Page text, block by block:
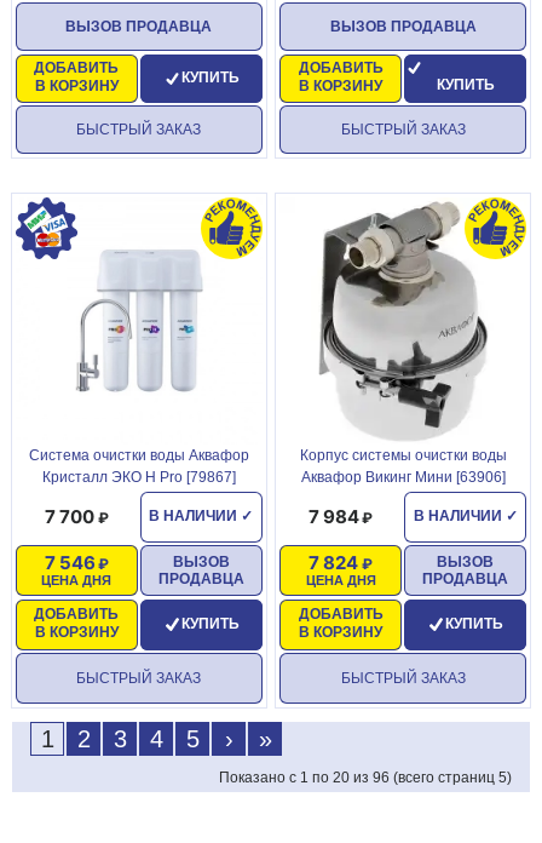
ДОБАВИТЬ
В КОРЗИНУ
ВЫЗОВ ПРОДАВЦА
КУПИТЬ
БЫСТРЫЙ ЗАКАЗ
ДОБАВИТЬ
В КОРЗИНУ
ВЫЗОВ ПРОДАВЦА
КУПИТЬ
БЫСТРЫЙ ЗАКАЗ
Система очистки воды Аквафор
Кристалл ЭКО Н Pro [79867]
В НАЛИЧИИ ✓
7 700
ЦЕНА ДНЯ
7 546
ДОБАВИТЬ
В КОРЗИНУ
ВЫЗОВ
ПРОДАВЦА
КУПИТЬ
БЫСТРЫЙ ЗАКАЗ
Корпус системы очистки воды
Аквафор Викинг Мини [63906]
В НАЛИЧИИ ✓
7 984
ЦЕНА ДНЯ
7 824
ДОБАВИТЬ
В КОРЗИНУ
ВЫЗОВ
ПРОДАВЦА
КУПИТЬ
БЫСТРЫЙ ЗАКАЗ
1 2 3 4 5 › »
Показано с 1 по 20 из 96 (всего страниц 5)